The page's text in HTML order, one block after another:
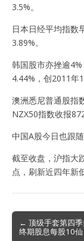
3.5%。
日本日经平均指数
3.89%。
韩国股市亦挫逾
4.44%，创2011年
澳洲悉尼普通股指
NZX50指数收报
中国A股今日也跟
截至收盘，沪指大
点，刷新近四年新
Post
navigation
← 顶级手套第四
终期股息每股10仙